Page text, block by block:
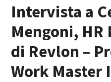
Intervista a
Mengoni, HR
di Revlon –
Work Master